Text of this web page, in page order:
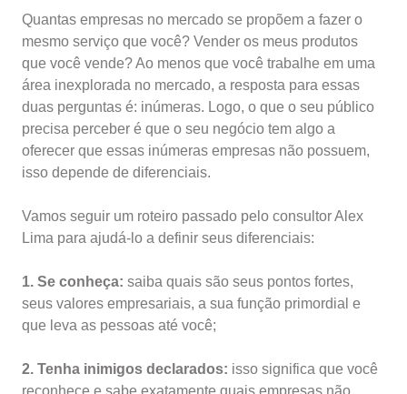
Quantas empresas no mercado se propõem a fazer o
mesmo serviço que você? Vender os meus produtos
que você vende? Ao menos que você trabalhe em uma
área inexplorada no mercado, a resposta para essas
duas perguntas é: inúmeras. Logo, o que o seu público
precisa perceber é que o seu negócio tem algo a
oferecer que essas inúmeras empresas não possuem,
isso depende de diferenciais.
Vamos seguir um roteiro passado pelo consultor Alex
Lima para ajudá-lo a definir seus diferenciais:
1. Se conheça: saiba quais são seus pontos fortes,
seus valores empresariais, a sua função primordial e
que leva as pessoas até você;
2. Tenha inimigos declarados: isso significa que você
reconhece e sabe exatamente quais empresas não